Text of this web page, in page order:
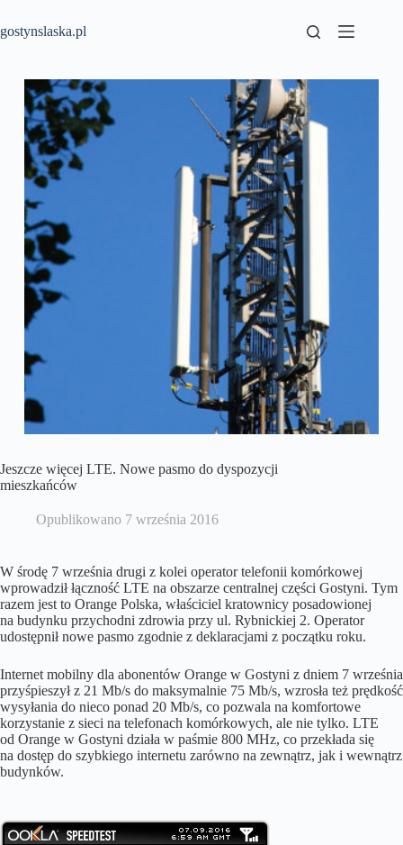
treści
gostynslaska.pl
Jeszcze więcej LTE. Nowe pasmo do dyspozycji
mieszkańców
Opublikowano 7 września 2016
W środę 7 września drugi z kolei operator telefonii komórkowej
wprowadził łączność LTE na obszarze centralnej części Gostyni. Tym
razem jest to Orange Polska, właściciel kratownicy posadowionej
na budynku przychodni zdrowia przy ul. Rybnickiej 2. Operator
udostępnił nowe pasmo zgodnie z deklaracjami z początku roku.
Internet mobilny dla abonentów Orange w Gostyni z dniem 7 września
przyśpieszył z 21 Mb/s do maksymalnie 75 Mb/s, wzrosła też prędkość
wysyłania do nieco ponad 20 Mb/s, co pozwala na komfortowe
korzystanie z sieci na telefonach komórkowych, ale nie tylko. LTE
od Orange w Gostyni działa w paśmie 800 MHz, co przekłada się
na dostęp do szybkiego internetu zarówno na zewnątrz, jak i wewnątrz
budynków.